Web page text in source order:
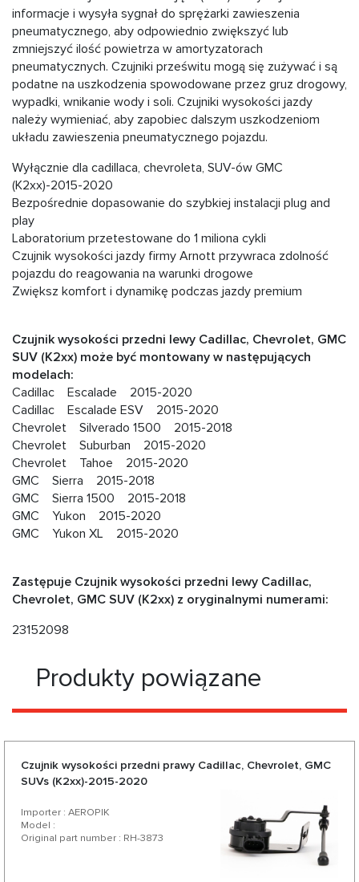
informacje i wysyła sygnał do sprężarki zawieszenia
pneumatycznego, aby odpowiednio zwiększyć lub
zmniejszyć ilość powietrza w amortyzatorach
pneumatycznych. Czujniki prześwitu mogą się zużywać i są
podatne na uszkodzenia spowodowane przez gruz drogowy,
wypadki, wnikanie wody i soli. Czujniki wysokości jazdy
należy wymieniać, aby zapobiec dalszym uszkodzeniom
układu zawieszenia pneumatycznego pojazdu.
Wyłącznie dla cadillaca, chevroleta, SUV-ów GMC
(K2xx)-2015-2020
Bezpośrednie dopasowanie do szybkiej instalacji plug and
play
Laboratorium przetestowane do 1 miliona cykli
Czujnik wysokości jazdy firmy Arnott przywraca zdolność
pojazdu do reagowania na warunki drogowe
Zwiększ komfort i dynamikę podczas jazdy premium
Czujnik wysokości przedni lewy Cadillac, Chevrolet, GMC
SUV (K2xx) może być montowany w następujących
modelach:
Cadillac Escalade 2015-2020
Cadillac Escalade ESV 2015-2020
Chevrolet Silverado 1500 2015-2018
Chevrolet Suburban 2015-2020
Chevrolet Tahoe 2015-2020
GMC Sierra 2015-2018
GMC Sierra 1500 2015-2018
GMC Yukon 2015-2020
GMC Yukon XL 2015-2020
Zastępuje Czujnik wysokości przedni lewy Cadillac,
Chevrolet, GMC SUV (K2xx) z oryginalnymi numerami:
23152098
Produkty powiązane
Czujnik wysokości przedni prawy Cadillac, Chevrolet, GMC
SUVs (K2xx)-2015-2020
Importer : AEROPIK
Model :
Original part number : RH-3873